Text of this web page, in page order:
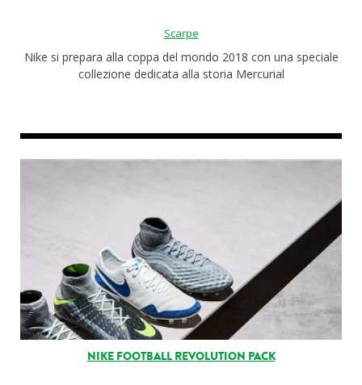
Chi siamo
Scarpe
Nike si prepara alla coppa del mondo 2018 con una speciale
collezione dedicata alla storia Mercurial
NIKE FOOTBALL REVOLUTION PACK